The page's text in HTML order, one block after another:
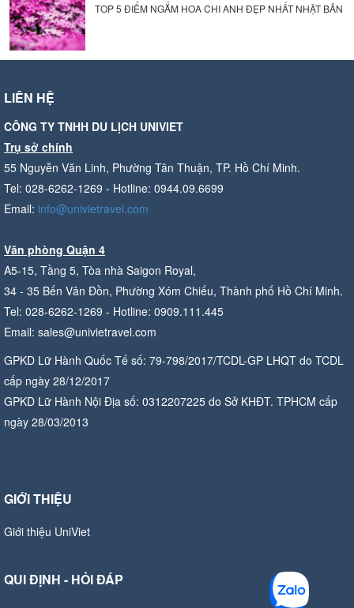
TOP 5 ĐIỂM NGẮM HOA CHI ANH ĐẸP NHẤT NHẬT BẢN
LIÊN HỆ
CÔNG TY TNHH DU LỊCH UNIVIET
Trụ sở chính
55 Nguyễn Văn Linh, Phường Tân Thuận, TP. Hồ Chí Minh.
Tel: 028-6262-1269 - Hotline: 0944.09.6699
Email: info@univietravel.com
Văn phòng Quận 4
A5-15, Tầng 5, Tòa nhà Saigon Royal,
34 - 35 Bến Vân Đồn, Phường Xóm Chiếu, Thành phố Hồ Chí Minh.
Tel: 028-6262-1269 - Hotline: 0909.111.445
Email: sales@univietravel.com
GPKD Lữ Hành Quốc Tế số: 79-798/2017/TCDL-GP LHQT do TCDL
cấp ngày 28/12/2017
GPKD Lữ Hành Nội Địa số: 0312207225 do Sở KHĐT. TPHCM cấp
ngày 28/03/2013
GIỚI THIỆU
Giới thiệu UniViet
QUI ĐỊNH - HỎI ĐÁP